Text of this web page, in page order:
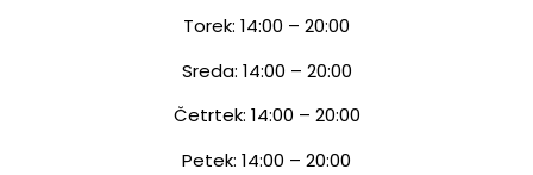
Torek: 14:00 – 20:00
Sreda: 14:00 – 20:00
Četrtek: 14:00 – 20:00
Petek: 14:00 – 20:00